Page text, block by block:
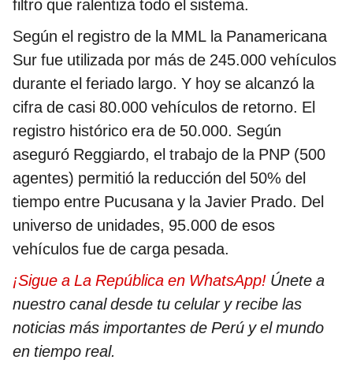
filtro que ralentiza todo el sistema.
Según el registro de la MML la Panamericana
Sur fue utilizada por más de 245.000 vehículos
durante el feriado largo. Y hoy se alcanzó la
cifra de casi 80.000 vehículos de retorno. El
registro histórico era de 50.000. Según
aseguró Reggiardo, el trabajo de la PNP (500
agentes) permitió la reducción del 50% del
tiempo entre Pucusana y la Javier Prado. Del
universo de unidades, 95.000 de esos
vehículos fue de carga pesada.
¡Sigue a La República en WhatsApp! Únete a
nuestro canal desde tu celular y recibe las
noticias más importantes de Perú y el mundo
en tiempo real.